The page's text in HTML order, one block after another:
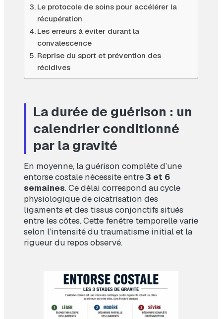
Le protocole de soins pour accélérer la
récupération
Les erreurs à éviter durant la
convalescence
Reprise du sport et prévention des
récidives
La durée de guérison : un
calendrier conditionné
par la gravité
En moyenne, la guérison complète d’une
entorse costale nécessite entre3 et 6
semaines. Ce délai correspond au cycle
physiologique de cicatrisation des
ligaments et des tissus conjonctifs situés
entre les côtes. Cette fenêtre temporelle varie
selon l’intensité du traumatisme initial et la
rigueur du repos observé.